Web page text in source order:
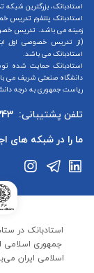
استادبانک، بزرگترین
استادبانک پلتفرم تدریس
زمینه می باشد. تدریس
(از تدریس خصوصی اول
استادبانک می باشد.
استادبانک حمایت شده
دانشگاه صنعتی شریف می
ریاست جمهوری به درجه
تلفن پشتیبانی:
ما را در شبکه های
استادبانک در
جمهوری اسلامی
اسلامی ایران